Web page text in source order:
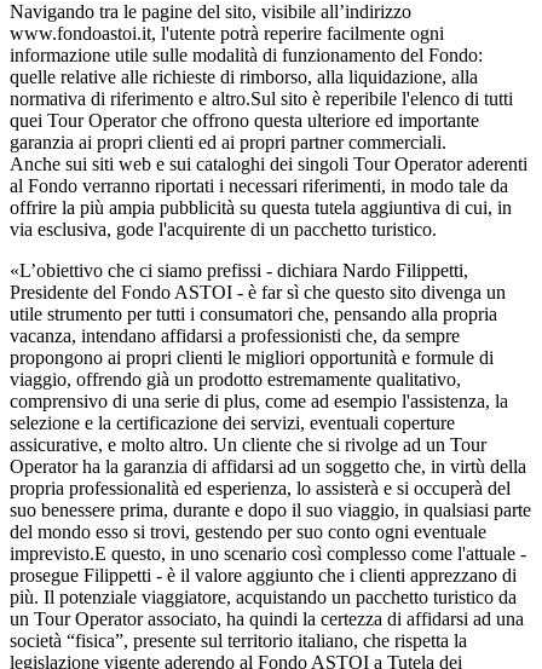
Navigando tra le pagine del sito, visibile all’indirizzo
www.fondoastoi.it, l'utente potrà reperire facilmente ogni
informazione utile sulle modalità di funzionamento del Fondo:
quelle relative alle richieste di rimborso, alla liquidazione, alla
normativa di riferimento e altro.Sul sito è reperibile l'elenco di tutti
quei Tour Operator che offrono questa ulteriore ed importante
garanzia ai propri clienti ed ai propri partner commerciali.
Anche sui siti web e sui cataloghi dei singoli Tour Operator aderenti
al Fondo verranno riportati i necessari riferimenti, in modo tale da
offrire la più ampia pubblicità su questa tutela aggiuntiva di cui, in
via esclusiva, gode l'acquirente di un pacchetto turistico.
«L’obiettivo che ci siamo prefissi - dichiara Nardo Filippetti,
Presidente del Fondo ASTOI - è far sì che questo sito divenga un
utile strumento per tutti i consumatori che, pensando alla propria
vacanza, intendano affidarsi a professionisti che, da sempre
propongono ai propri clienti le migliori opportunità e formule di
viaggio, offrendo già un prodotto estremamente qualitativo,
comprensivo di una serie di plus, come ad esempio l'assistenza, la
selezione e la certificazione dei servizi, eventuali coperture
assicurative, e molto altro. Un cliente che si rivolge ad un Tour
Operator ha la garanzia di affidarsi ad un soggetto che, in virtù della
propria professionalità ed esperienza, lo assisterà e si occuperà del
suo benessere prima, durante e dopo il suo viaggio, in qualsiasi parte
del mondo esso si trovi, gestendo per suo conto ogni eventuale
imprevisto.E questo, in uno scenario così complesso come l'attuale -
prosegue Filippetti - è il valore aggiunto che i clienti apprezzano di
più. Il potenziale viaggiatore, acquistando un pacchetto turistico da
un Tour Operator associato, ha quindi la certezza di affidarsi ad una
società “fisica”, presente sul territorio italiano, che rispetta la
legislazione vigente aderendo al Fondo ASTOI a Tutela dei